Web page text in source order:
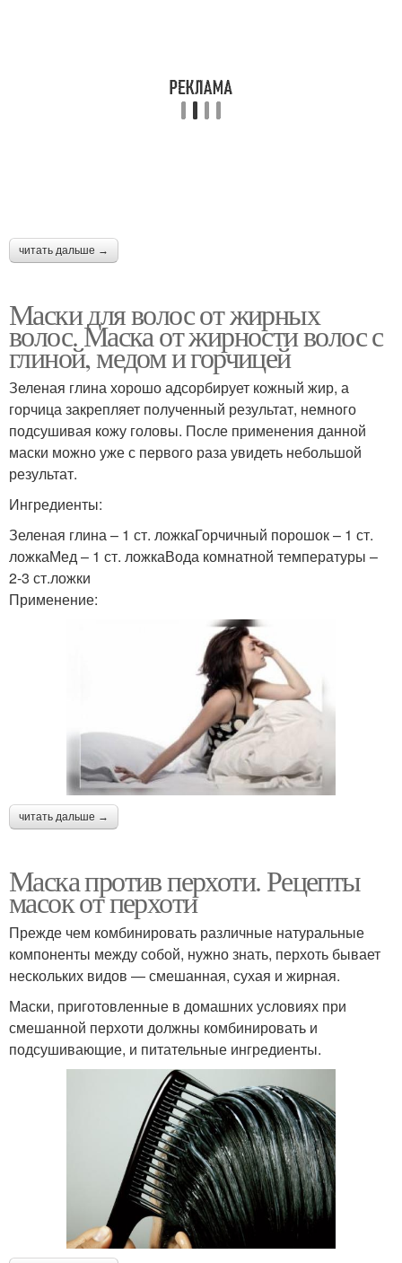
читать дальше →
Маски для волос от жирных
волос. Маска от жирности волос с
глиной, медом и горчицей
Зеленая глина хорошо адсорбирует кожный жир, а
горчица закрепляет полученный результат, немного
подсушивая кожу головы. После применения данной
маски можно уже с первого раза увидеть небольшой
результат.
Ингредиенты:
Зеленая глина – 1 ст. ложкаГорчичный порошок – 1 ст.
ложкаМед – 1 ст. ложкаВода комнатной температуры –
2-3 ст.ложки
Применение:
читать дальше →
Маска против перхоти. Рецепты
масок от перхоти
Прежде чем комбинировать различные натуральные
компоненты между собой, нужно знать, перхоть бывает
нескольких видов — смешанная, сухая и жирная.
Маски, приготовленные в домашних условиях при
смешанной перхоти должны комбинировать и
подсушивающие, и питательные ингредиенты.